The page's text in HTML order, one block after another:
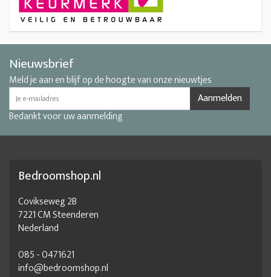
Nieuwsbrief
Meld je aan en blijf op de hoogte van onze nieuwtjes
Aanmelden
Bedankt voor uw aanmelding
Bedroomshop.nl
Covikseweg 2B
7221 CM Steenderen
Nederland
085 - 0471621
info@bedroomshop.nl